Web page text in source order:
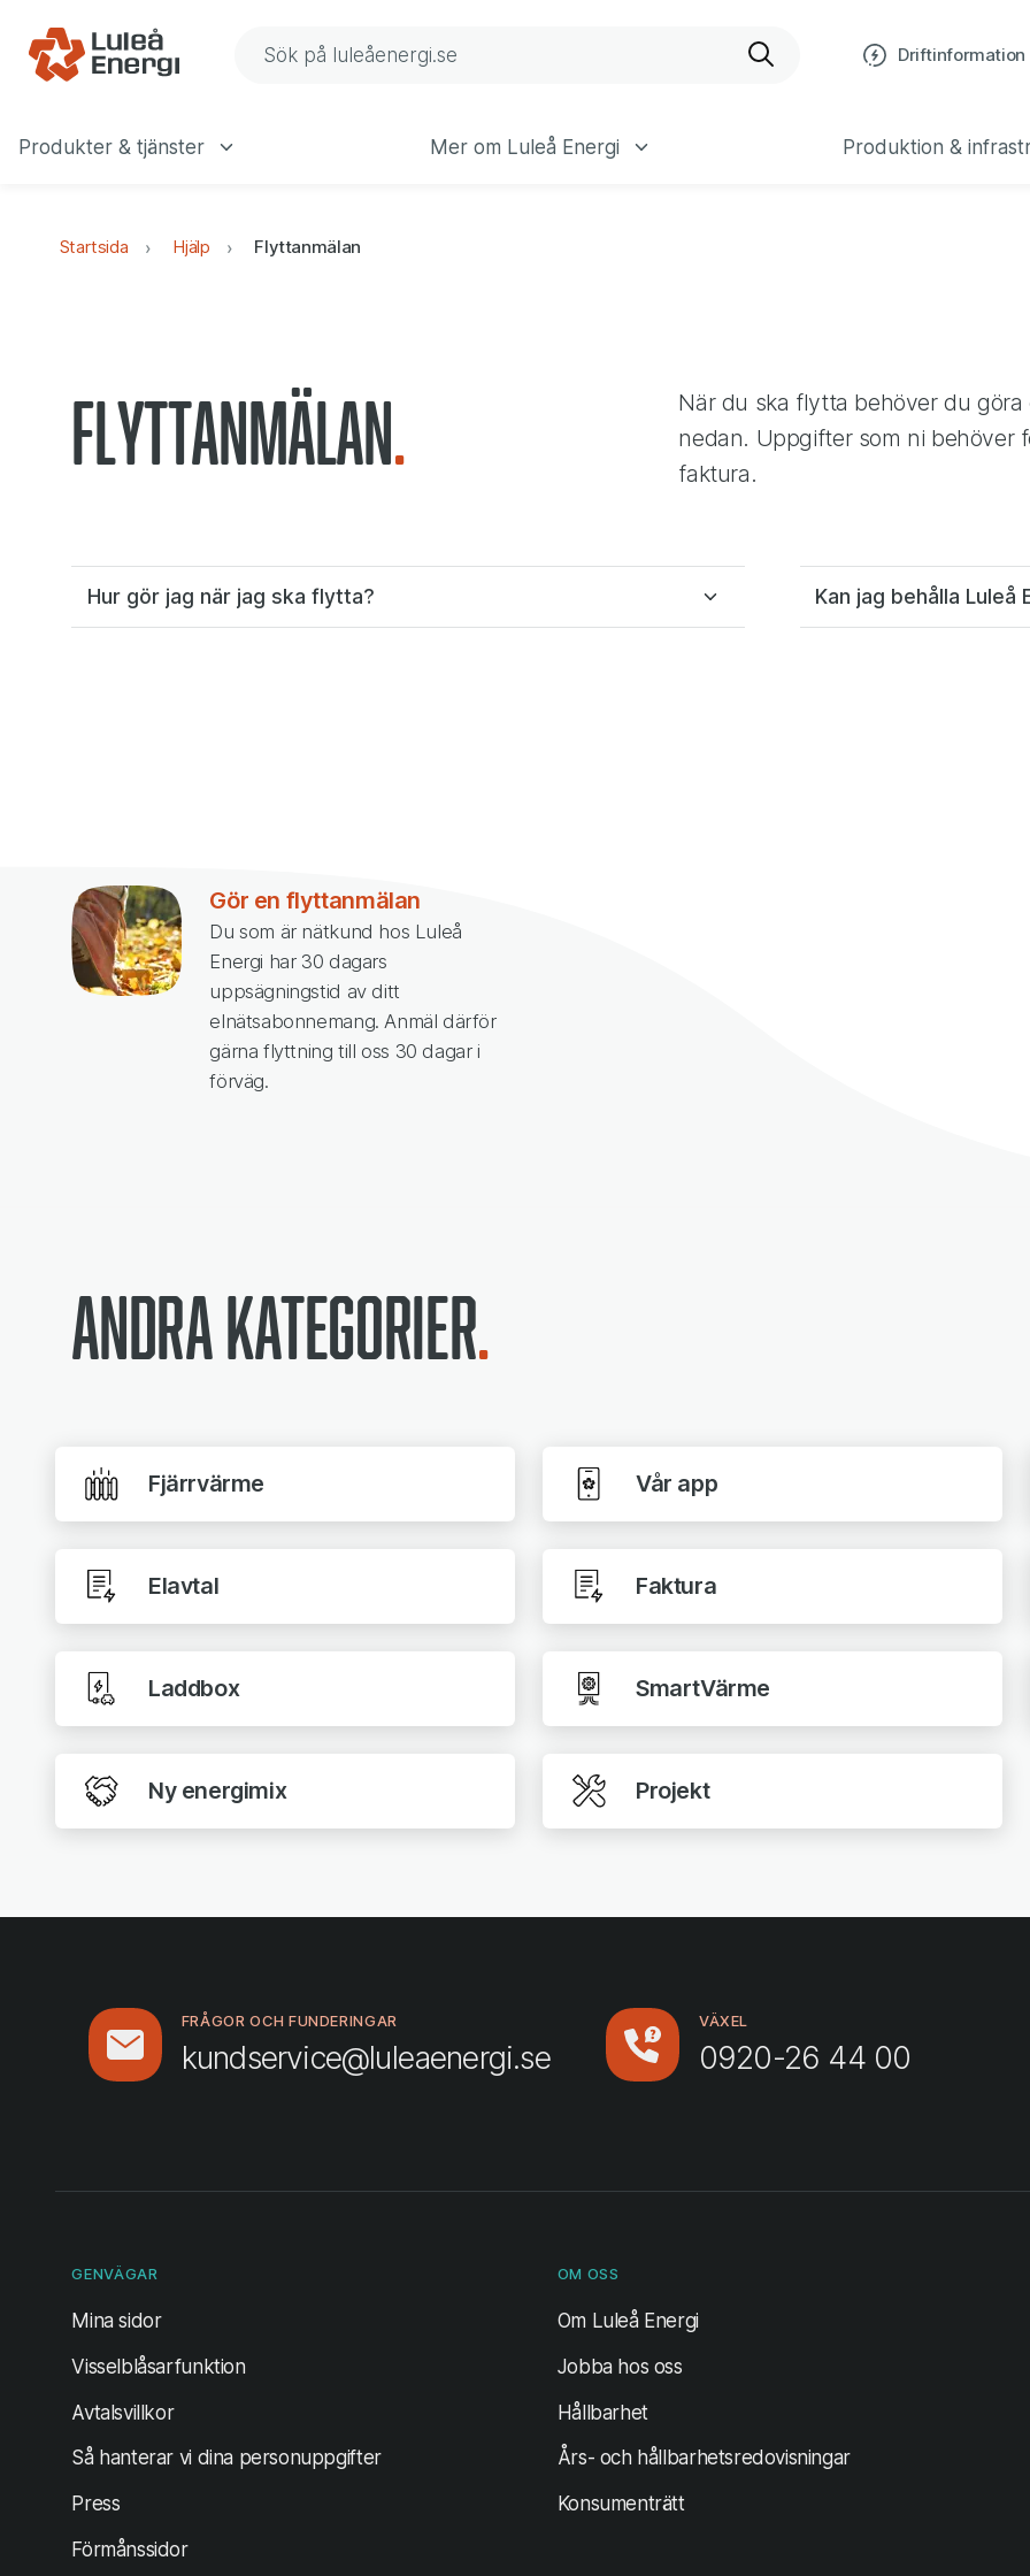
Gå till navigering
Gå till innehåll Sök på Luleå Energis webbplats Driftinformation
Huvudmeny
Produkter & tjänster Mer om Luleå Energi Produktion &
Startsida Hjälp Flyttanmälan
Flyttanmälan
När du ska flytta behöver du
nedan. Uppgifter som ni behöver
faktura.
Vanliga frågor
Hur gör jag när jag ska flytta? Kan jag behålla
Gör en flyttanmälan
Du som är nätkund hos Luleå
Energi har 30 dagars
uppsägningstid av ditt
elnätsabonnemang. Anmäl därför
gärna flyttning till oss 30 dagar i
förväg.
Andra kategorier
Fjärrvärme Vår app
Elavtal Faktura
Laddbox SmartVärme
Ny energimix Projekt
FRÅGOR OCH FUNDERINGAR
kundservice@luleaenergi.se
VÄXEL
0920-26 44 00
GENVÄGAR
Mina sidor(öppnas i ny flik)
Visselblåsarfunktion
Avtalsvillkor
Så hanterar vi dina personuppgifter
Press
Förmånssidor
OM OSS
Om Luleå Energi
Jobba hos oss
Hållbarhet
Års- och hållbarhetsredovisningar
Konsumenträtt